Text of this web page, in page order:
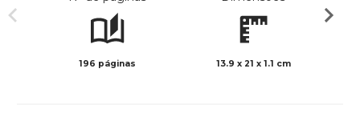
196 páginas 13.9 x 21 x 1.1 cm